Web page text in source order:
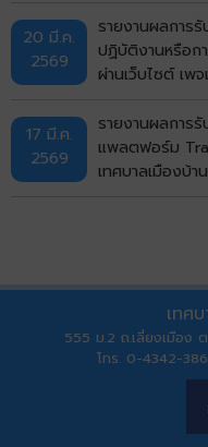
20 มี.ค.
2569
รายงานผลการ
ปฏิบัติงานหรือก
ผ่านเว็บไซต์ เพ
17 มี.ค.
2569
รายงานผลการ
แพลตฟอร์ม
เทศบาลเมืองบ้
เทศ
555 ม.2 ถ.เลี่ยงเมือง
โทร. 0-4342-